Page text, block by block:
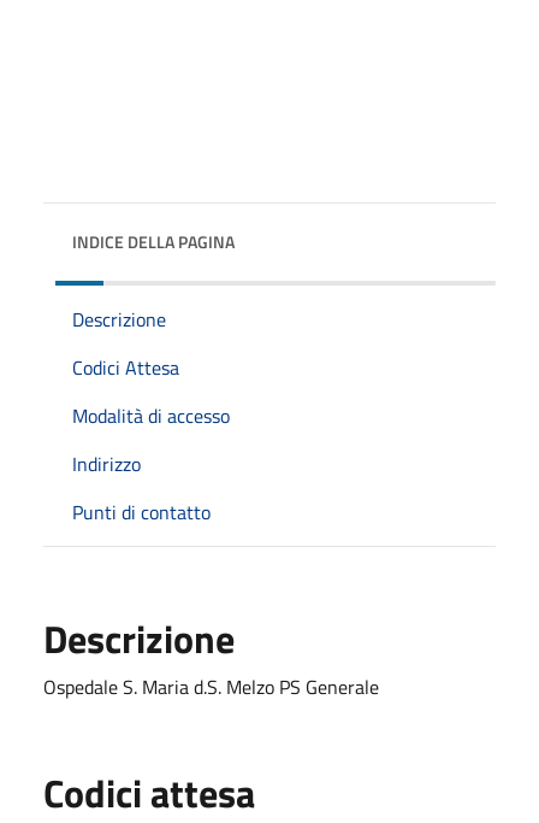
INDICE DELLA PAGINA
Descrizione
Codici Attesa
Modalità di accesso
Indirizzo
Punti di contatto
Descrizione
Ospedale S. Maria d.S. Melzo PS Generale
Codici attesa